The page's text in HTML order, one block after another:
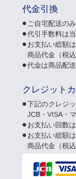
代金引換
ご自宅配送の
代引手数料は
お支払い総額
商品代金（税
代金は商品配
クレジット
下記のクレジ
JCB・VISA・
お支払い回数
お支払い総額
商品代金（税